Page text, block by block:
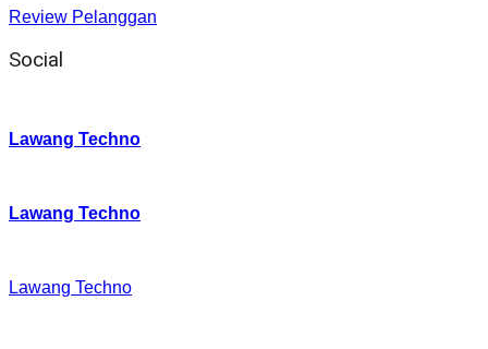
Review Pelanggan
Social
Lawang Techno
Lawang Techno
Lawang Techno